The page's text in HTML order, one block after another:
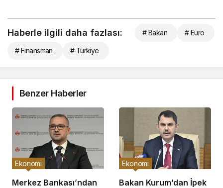
Haberle ilgili daha fazlası: # Bakan # Euro
# Finansman # Türkiye
Benzer Haberler
Merkez Bankası’ndan
Ekonomi
Bakan Kurum’dan İpek
Ekonomi